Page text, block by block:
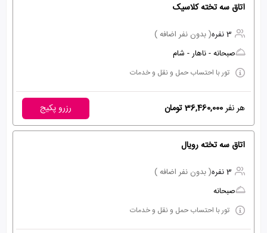
اتاق سه تخته کلاسیک
3 نفره
( بدون نفر اضافه )
صبحانه - ناهار - شام
تور با احتساب حمل و نقل و خدمات
هر نفر36,460,000 تومان رزرو پکیج
اتاق سه تخته رویال
3 نفره
( بدون نفر اضافه )
صبحانه
تور با احتساب حمل و نقل و خدمات